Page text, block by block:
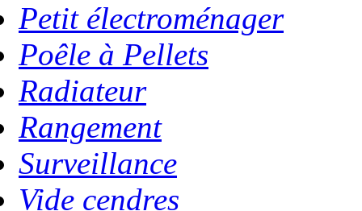
Petit électroménager
Poêle à Pellets
Radiateur
Rangement
Surveillance
Vide cendres